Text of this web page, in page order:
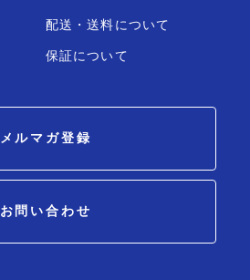
配送・送料について
保証について
メルマガ登録
お問い合わせ